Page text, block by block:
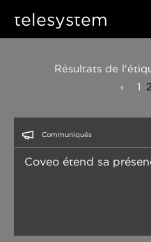
telesystem
Résultats de
‹
1 2
Communiqués
Coveo étend sa